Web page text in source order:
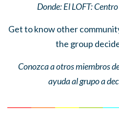
Donde: El LOFT:
Get to know other
the group
Conozca a otros miembros
ayuda al grupo a